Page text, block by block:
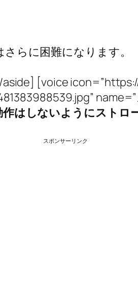
らに困難になります。
aside] [voice
はしないようにストロ
スポンサーリンク